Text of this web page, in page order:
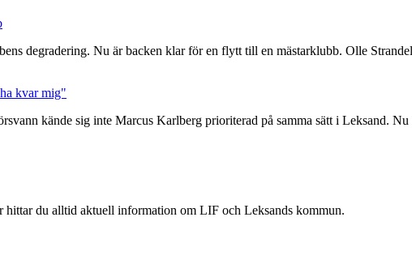
degradering. Nu är backen klar för en flytt till en mästarklubb. Olle
kvar mig"
kände sig inte Marcus Karlberg prioriterad på samma sätt i Leksand.
du alltid aktuell information om LIF och Leksands kommun.